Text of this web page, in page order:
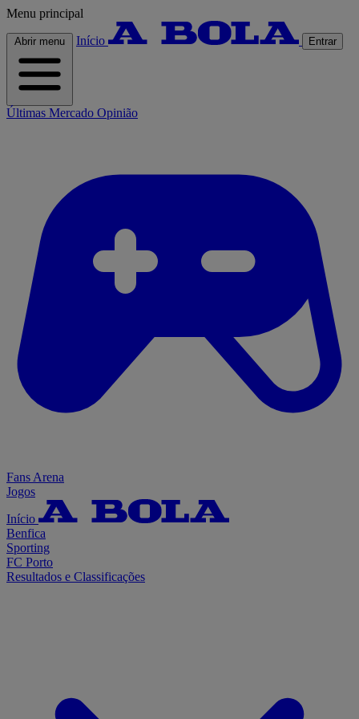
Menu principal
Abrir menu Início Entrar
Últimas Mercado Opinião
Fans Arena
Jogos
Início
Benfica
Sporting
FC Porto
Resultados e Classificações